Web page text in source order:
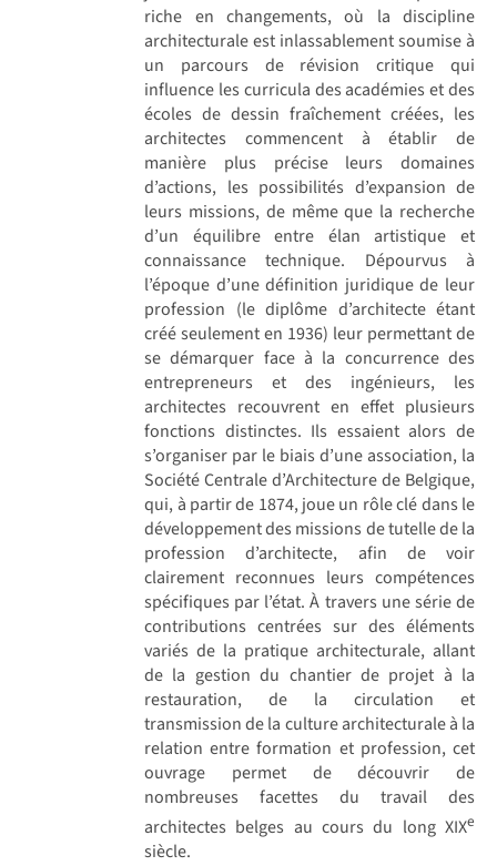
riche en changements, où la discipline
architecturale est inlassablement soumise à
un parcours de révision critique qui
influence les curricula des académies et des
écoles de dessin fraîchement créées, les
architectes commencent à établir de
manière plus précise leurs domaines
d’actions, les possibilités d’expansion de
leurs missions, de même que la recherche
d’un équilibre entre élan artistique et
connaissance technique. Dépourvus à
l’époque d’une définition juridique de leur
profession (le diplôme d’architecte étant
créé seulement en 1936) leur permettant de
se démarquer face à la concurrence des
entrepreneurs et des ingénieurs, les
architectes recouvrent en effet plusieurs
fonctions distinctes. Ils essaient alors de
s’organiser par le biais d’une association, la
Société Centrale d’Architecture de Belgique,
qui, à partir de 1874, joue un rôle clé dans le
développement des missions de tutelle de la
profession d’architecte, afin de voir
clairement reconnues leurs compétences
spécifiques par l’état. À travers une série de
contributions centrées sur des éléments
variés de la pratique architecturale, allant
de la gestion du chantier de projet à la
restauration, de la circulation et
transmission de la culture architecturale à la
relation entre formation et profession, cet
ouvrage permet de découvrir de
nombreuses facettes du travail des
architectes belges au cours du long XIXe
siècle.